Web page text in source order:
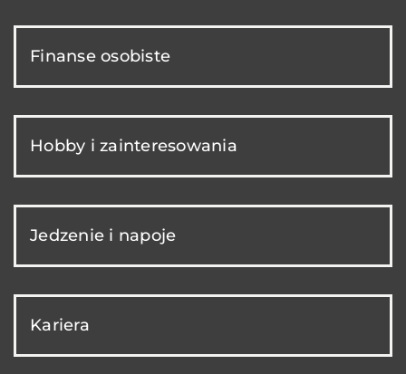
Finanse osobiste
Hobby i zainteresowania
Jedzenie i napoje
Kariera